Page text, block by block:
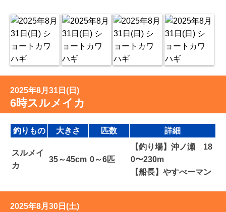
2025年8月31日(日)
6時スルメイカ
釣りもの 大きさ 匹数 詳細
スルメイ
カ
35～45cm 0～6匹
【釣り場】沖ノ瀬 18
0〜230m
【船長】やすべーマン
2025年8月30日(土)